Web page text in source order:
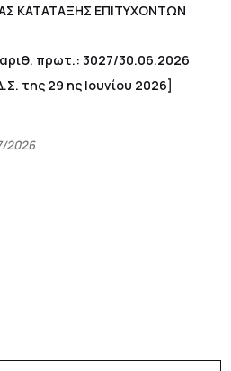
ΚΑΤΑΤΑΞΗΣ ΕΠΙΤΥΧΟΝΤΩΝ
πρωτ.: 3027/30.06.2026
της 29 ης Ιουνίου 2026]
2026